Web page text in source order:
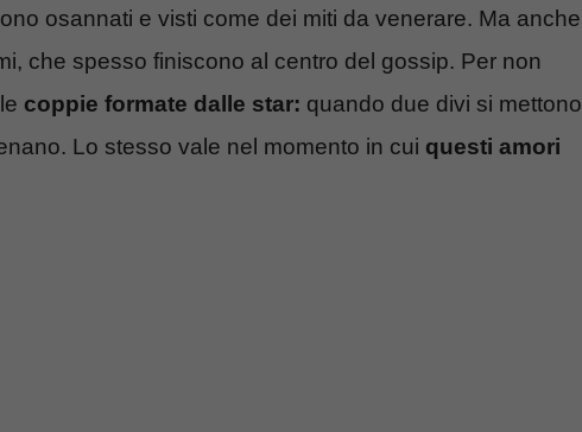
osannati e visti come dei miti da venerare. Ma anche
che spesso finiscono al centro del gossip. Per non
coppie formate dalle star: quando due divi si mettono
Lo stesso vale nel momento in cui questi amori